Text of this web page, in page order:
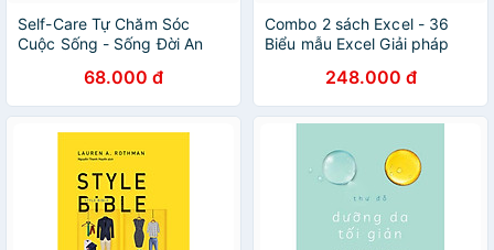
Self-Care Tự Chăm Sóc
Cuộc Sống - Sống Đời An
68.000 đ
Combo 2 sách Excel - 36
Biểu mẫu Excel Giải pháp
248.000 đ